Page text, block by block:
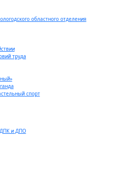
областного отделения
труда
спорт
и ДПО